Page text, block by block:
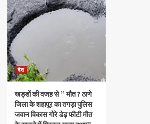
देश
खड्डों की वजह से ” मौत ? ठाणे
जिला के शहापूर का तगड़ा पुलिस
जवान विकास गोरे डेढ़ फीटी मौत